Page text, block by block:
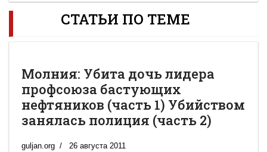
СТАТЬИ ПО ТЕМЕ
Молния: Убита дочь лидера
профсоюза бастующих
нефтяников (часть 1) Убийством
занялась полиция (часть 2)
guljan.org 26 августа 2011